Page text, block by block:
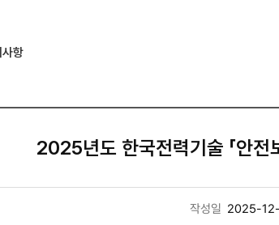
항
2025년도 한국전력기술 「안전
작성일 2025-